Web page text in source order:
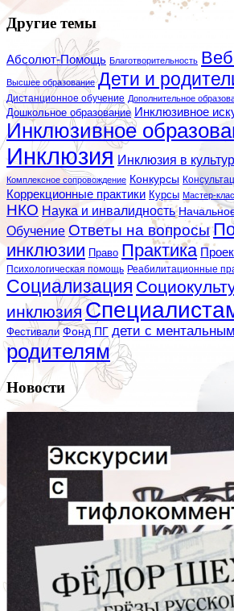
Другие темы
Абсолют-Помощь Благотворительность
Высшее образование Дети и
Дистанционное обучение Дополнительное
Дошкольное образование Инклюзивное
Инклюзивное
Инклюзия Инклюзия в
Комплексное сопровождение Конкурсы
Коррекционные практики Курсы Мастер-
НКО Наука и инвалидность
Обучение Ответы на вопросы
инклюзии Право Практика
Психологическая помощь Реабилитационные
Социализация
инклюзия
Фестивали Фонд ПГ дети с
родителям
Новости